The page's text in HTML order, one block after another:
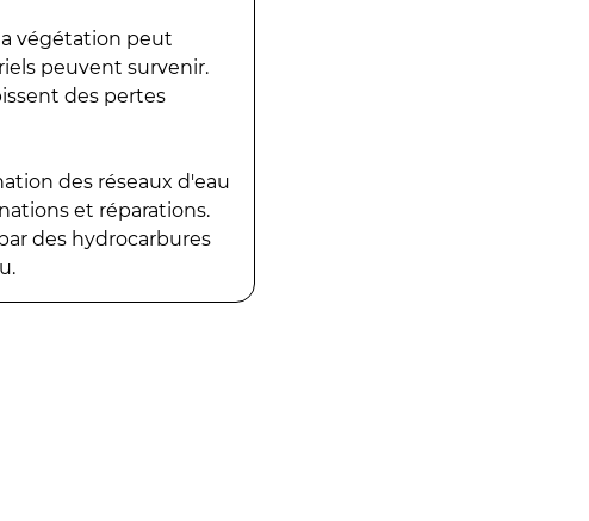
végétation peut
peuvent survenir.
des pertes
des réseaux d'eau
et réparations.
des hydrocarbures